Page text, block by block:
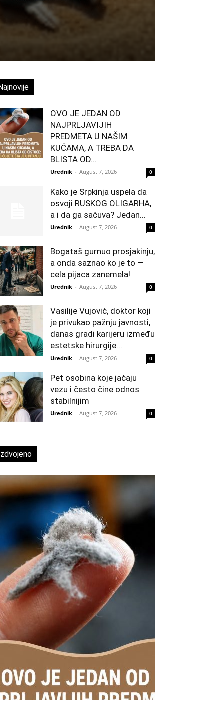
OVO JE JEDAN OD
NAJPRLJAVIJIH
PREDMETA U NAŠIM
KUĆAMA, A TREBA DA
BLISTA OD...
Urednik - August 7, 2026 0
Kako je Srpkinja uspela da
osvoji RUSKOG OLIGARHA,
a i da ga sačuva? Jedan...
Urednik - August 7, 2026 0
Bogataš gurnuo prosjakinju,
a onda saznao ko je to —
cela pijaca zanemela!
Urednik - August 7, 2026 0
Vasilije Vujović, doktor koji
je privukao pažnju javnosti,
danas gradi karijeru između
estetske hirurgije...
Urednik - August 7, 2026 0
Pet osobina koje jačaju
vezu i često čine odnos
stabilnijim
Urednik - August 7, 2026 0